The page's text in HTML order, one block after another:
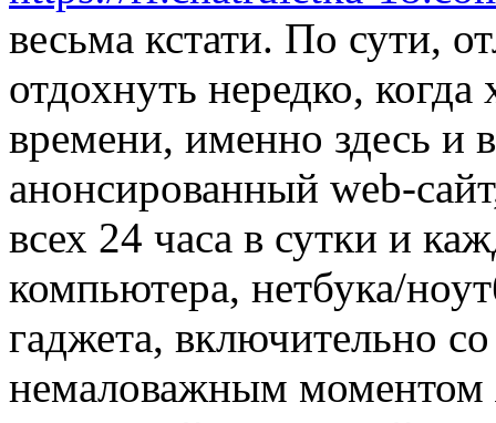
весьма кстати. По сути,
отдохнуть нередко,
времени, именно здесь и
анонсированный web-
всех 24 часа в сутки и
компьютера, нетбука/
гаджета, включительно
немаловажным моментом